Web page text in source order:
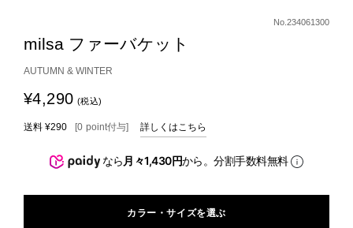
No.234061300
milsa ファーバケット
AUTUMN & WINTER
¥4,290 (税込)
送料 ¥290 [0 point付与] 詳しくはこちら
なら月々1,430円から。分割手数料無料
カラー・サイズを選ぶ